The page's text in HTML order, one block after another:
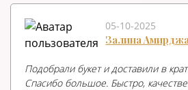
05-10-2025
Залина
Подобрали букет и доставили в
Спасибо большое. Быстро,